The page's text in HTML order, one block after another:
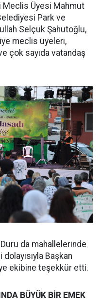
Meclis Üyesi Mahmut
Park ve
Selçuk Şahutoğlu,
meclis üyeleri,
çok sayıda vatandaş
da mahallelerinde
Başkan
ekibine teşekkür etti.
BÜYÜK BİR EMEK